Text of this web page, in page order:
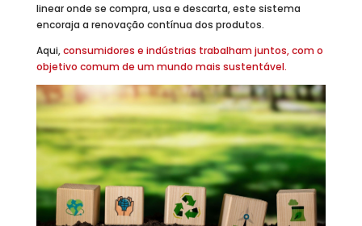
linear onde se compra, usa e descarta, este sistema
encoraja a renovação contínua dos produtos.
Aqui,consumidores e indústrias trabalham juntos, com o
objetivo comum de um mundo mais sustentável.